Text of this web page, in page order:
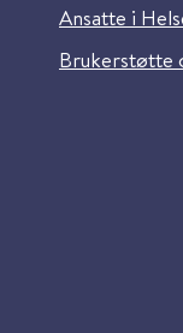
Ansatte i
Brukerstøtte